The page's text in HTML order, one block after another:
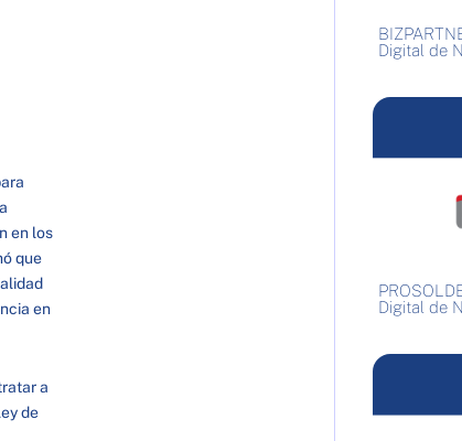
en los
que
en
a
de
Digital de
Digital de